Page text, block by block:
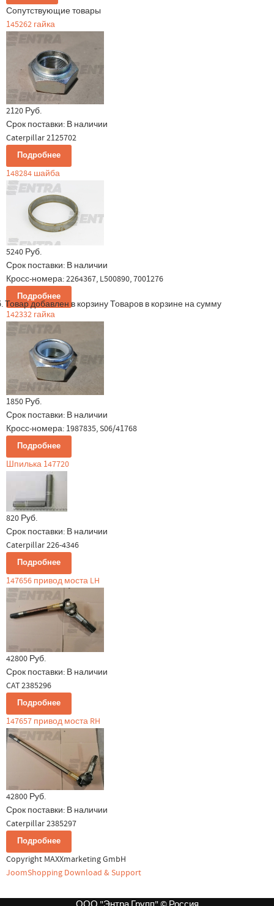
Товар добавлен в корзину Товаров в корзине на сумму
Сопутствующие товары
145262 гайка
2120 Руб.
Срок поставки: В наличии
Caterpillar 2125702
Подробнее
148284 шайба
5240 Руб.
Срок поставки: В наличии
Кросс-номера: 2264367, L500890, 7001276
Подробнее
142332 гайка
1850 Руб.
Срок поставки: В наличии
Кросс-номера: 1987835, S06/41768
Подробнее
Шпилька 147720
820 Руб.
Срок поставки: В наличии
Caterpillar 226-4346
Подробнее
147656 привод моста LH
42800 Руб.
Срок поставки: В наличии
CAT 2385296
Подробнее
147657 привод моста RH
42800 Руб.
Срок поставки: В наличии
Caterpillar 2385297
Подробнее
Copyright MAXXmarketing GmbH
JoomShopping Download & Support